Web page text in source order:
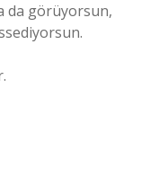
da görüyorsun,